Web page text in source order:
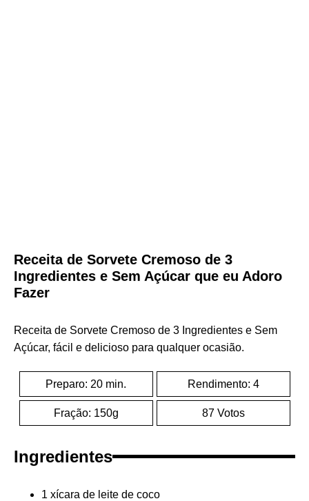
Receita de Sorvete Cremoso de 3
Ingredientes e Sem Açúcar que eu Adoro
Fazer
Receita de Sorvete Cremoso de 3 Ingredientes e Sem
Açúcar, fácil e delicioso para qualquer ocasião.
Preparo: 20 min. Rendimento: 4
Fração: 150g 87 Votos
Ingredientes
1 xícara de leite de coco